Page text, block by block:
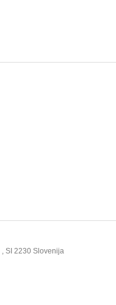
, SI 2230 Slovenija